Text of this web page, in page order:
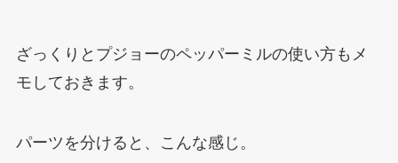
ざっくりとプジョーのペッパーミルの使い方もメ
モしておきます。
パーツを分けると、こんな感じ。